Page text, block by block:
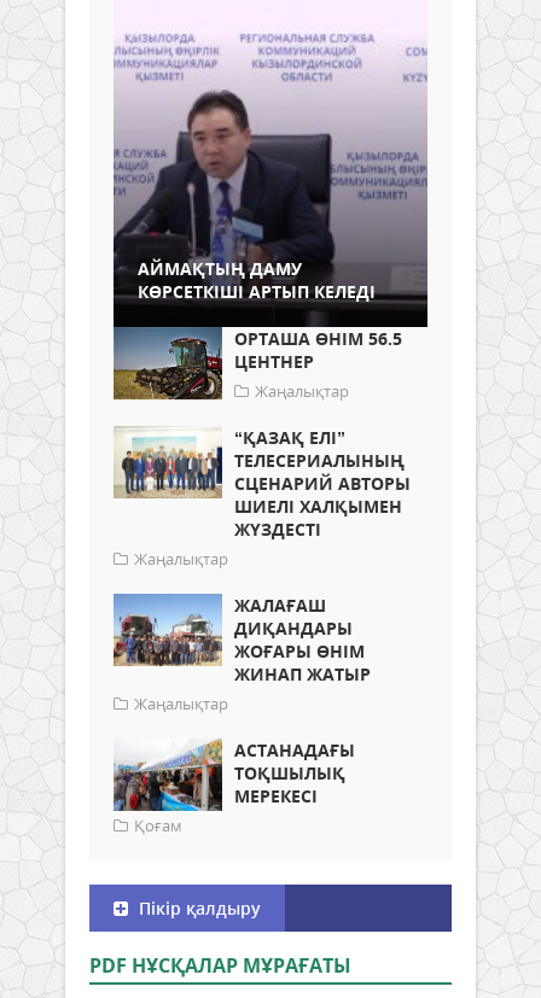
АЙМАҚТЫҢ ДАМУ
КӨРСЕТКІШІ АРТЫП КЕЛЕДІ
ОРТАША ӨНІМ 56.5
ЦЕНТНЕР
Жаңалықтар
“ҚАЗАҚ ЕЛІ”
ТЕЛЕСЕРИАЛЫНЫҢ
СЦЕНАРИЙ АВТОРЫ
ШИЕЛІ ХАЛҚЫМЕН
ЖҮЗДЕСТІ
Жаңалықтар
ЖАЛАҒАШ
ДИҚАНДАРЫ
ЖОҒАРЫ ӨНІМ
ЖИНАП ЖАТЫР
Жаңалықтар
АСТАНАДАҒЫ
ТОҚШЫЛЫҚ
МЕРЕКЕСІ
Қоғам
Пікір қалдыру
PDF НҰСҚАЛАР МҰРАҒАТЫ